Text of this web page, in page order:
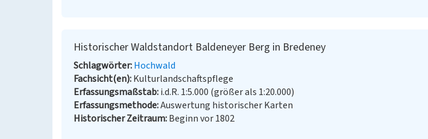
Historischer Waldstandort Baldeneyer Berg in Bredeney
Schlagwörter Hochwald
Fachsicht(en) Kulturlandschaftspflege
Erfassungsmaßstab i.d.R. 1:5.000 (größer als 1:20.000)
Erfassungsmethode Auswertung historischer Karten
Historischer Zeitraum Beginn vor 1802